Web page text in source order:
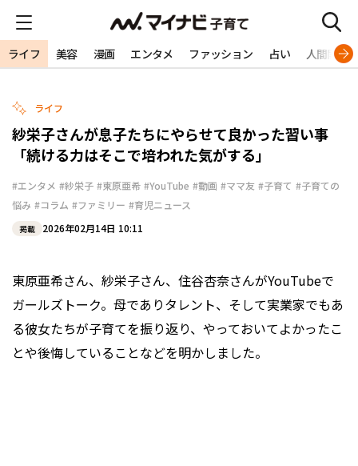
ライフ 美容 漫画 エンタメ ファッション 占い 人間関係
ライフ
紗栄子さんが息子たちにやらせて良かった習い事
「続ける力はそこで培われた気がする」
#エンタメ #紗栄子 #東原亜希 #YouTube #動画 #ママ友 #子育て #子育ての
悩み #コラム #ファミリー #育児ニュース
掲載 2026年02月14日 10:11
東原亜希さん、紗栄子さん、住谷杏奈さんがYouTubeで
ガールズトーク。母でありタレント、そして実業家でもあ
る彼女たちが子育てを振り返り、やっておいてよかったこ
とや後悔していることなどを明かしました。